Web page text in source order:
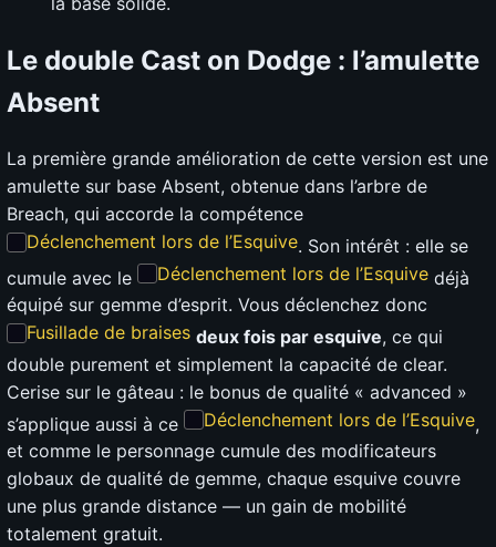
Le double Cast on Dodge : l’amulette
Absent
La première grande amélioration de cette version est une
amulette sur base Absent, obtenue dans l’arbre de
Breach, qui accorde la compétence
Déclenchement lors de l’Esquive. Son intérêt : elle se
cumule avec le
Déclenchement lors de l’Esquive déjà
équipé sur gemme d’esprit. Vous déclenchez donc
Fusillade de braises deux fois par esquive, ce qui
double purement et simplement la capacité de clear.
Cerise sur le gâteau : le bonus de qualité « advanced »
s’applique aussi à ce
Déclenchement lors de l’Esquive,
et comme le personnage cumule des modificateurs
globaux de qualité de gemme, chaque esquive couvre
une plus grande distance — un gain de mobilité
totalement gratuit.